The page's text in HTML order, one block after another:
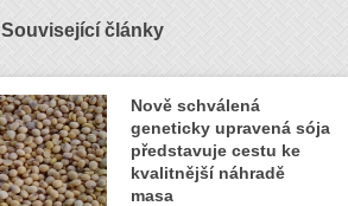
Související články
Nově schválená
geneticky upravená sója
představuje cestu ke
kvalitnější náhradě
masa